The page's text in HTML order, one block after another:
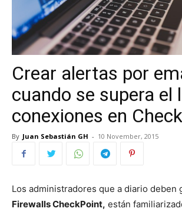
Crear alertas por
cuando se supera el
conexiones en
By Juan Sebastián GH - 10 November, 2015
Los administradores que a diario deben
Firewalls CheckPoint, están